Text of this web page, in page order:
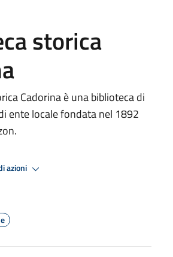
storica
Cadorina è una biblioteca di
ente locale fondata nel 1892
azioni